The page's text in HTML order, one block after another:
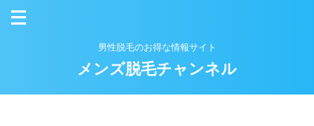
男性脱毛のお得な情報サイト
メンズ脱毛チャンネル